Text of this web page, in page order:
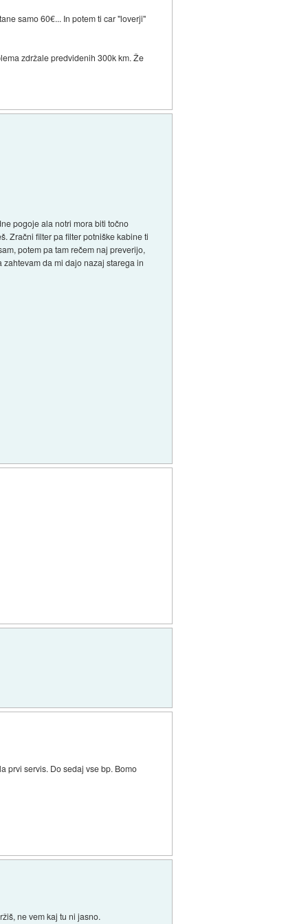
samo 60€... In potem ti car "loverji"
zdržale predvidenih 300k km. Že
pogoje ala notri mora biti točno
Zračni filter pa filter potniške kabine ti
potem pa tam rečem naj preverijo,
da mi dajo nazaj starega in
prvi servis. Do sedaj vse bp. Bomo
ne vem kaj tu ni jasno.